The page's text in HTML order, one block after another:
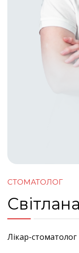
СТОМАТОЛОГ
Лікар-стоматолог